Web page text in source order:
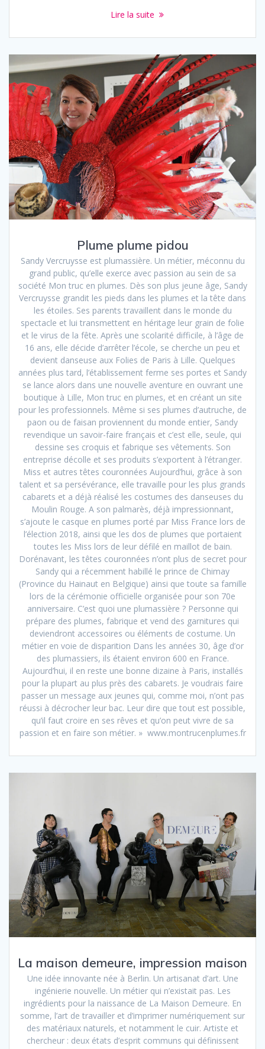
Lire la suite
Plume plume pidou
Sandy Vercruysse est plumassière. Un métier, méconnu du
grand public, qu’elle exerce avec passion au sein de sa
société Mon truc en plumes. Dès son plus jeune âge, Sandy
Vercruysse grandit les pieds dans les plumes et la tête dans
les étoiles. Ses parents travaillent dans le monde du
spectacle et lui transmettent en héritage leur grain de folie
et le virus de la fête. Après une scolarité difficile, à l’âge de
16 ans, elle décide d’arrêter l’école, se cherche un peu et
devient danseuse aux Folies de Paris à Lille. Quelques
années plus tard, l’établissement ferme ses portes et Sandy
se lance alors dans une nouvelle aventure en ouvrant une
boutique à Lille, Mon truc en plumes, et en créant un site
pour les professionnels. Même si ses plumes d’autruche, de
paon ou de faisan proviennent du monde entier, Sandy
revendique un savoir-faire français et c’est elle, seule, qui
dessine ses croquis et fabrique ses vêtements. Son
entreprise décolle et ses produits s’exportent à l’étranger.
Miss et autres têtes couronnées Aujourd’hui, grâce à son
talent et sa persévérance, elle travaille pour les plus grands
cabarets et a déjà réalisé les costumes des danseuses du
Moulin Rouge. A son palmarès, déjà impressionnant,
s’ajoute le casque en plumes porté par Miss France lors de
l’élection 2018, ainsi que les dos de plumes que portaient
toutes les Miss lors de leur défilé en maillot de bain.
Dorénavant, les têtes couronnées n’ont plus de secret pour
Sandy qui a récemment habillé le prince de Chimay
(Province du Hainaut en Belgique) ainsi que toute sa famille
lors de la cérémonie officielle organisée pour son 70e
anniversaire. C’est quoi une plumassière ? Personne qui
prépare des plumes, fabrique et vend des garnitures qui
deviendront accessoires ou éléments de costume. Un
métier en voie de disparition Dans les années 30, âge d’or
des plumassiers, ils étaient environ 600 en France.
Aujourd’hui, il en reste une bonne dizaine à Paris, installés
pour la plupart au plus près des cabarets. Je voudrais faire
passer un message aux jeunes qui, comme moi, n’ont pas
réussi à décrocher leur bac. Leur dire que tout est possible,
qu’il faut croire en ses rêves et qu’on peut vivre de sa
passion et en faire son métier. » www.montrucenplumes.fr
La maison demeure, impression maison
Une idée innovante née à Berlin. Un artisanat d’art. Une
ingénierie nouvelle. Un métier qui n’existait pas. Les
ingrédients pour la naissance de La Maison Demeure. En
somme, l’art de travailler et d’imprimer numériquement sur
des matériaux naturels, et notamment le cuir. Artiste et
chercheur : deux états d’esprit communs qui définissent